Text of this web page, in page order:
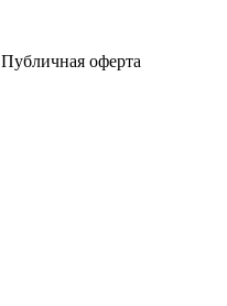
Публичная оферта